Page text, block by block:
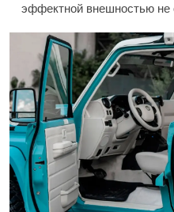
эффектной внешностью не